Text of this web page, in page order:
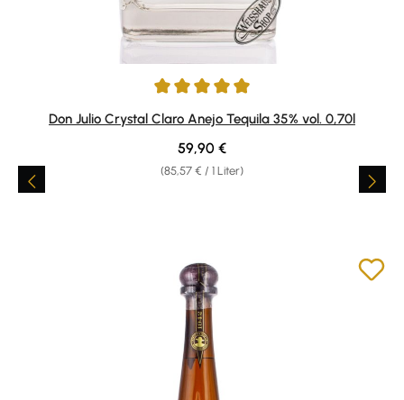
Durchschnittliche Bewertung von 5 von 5 Sternen
Don Julio Crystal Claro Anejo Tequila 35% vol. 0,70l
(85,57 € / 1 Liter)
Regulärer Preis:
59,90 €